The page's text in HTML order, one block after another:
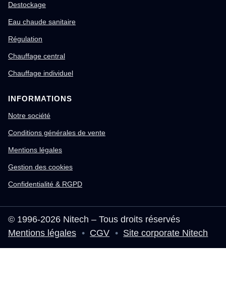
Destockage
Eau chaude sanitaire
Régulation
Chauffage central
Chauffage individuel
INFORMATIONS
Notre société
Conditions générales de vente
Mentions légales
Gestion des cookies
Confidentialité & RGPD
© 1996-2026 Nitech – Tous droits réservés
Mentions légales • CGV • Site corporate Nitech